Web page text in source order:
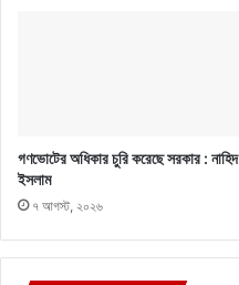
গণভোটের অধিকার চুরি করেছে সরকার : নাহিদ
ইসলাম
৭ আগস্ট, ২০২৬